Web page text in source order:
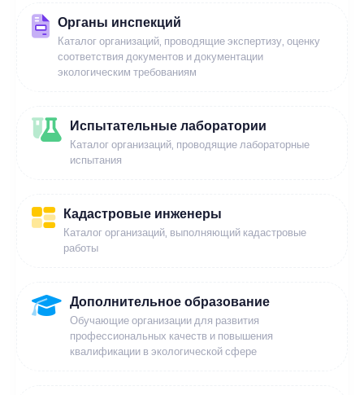
Органы инспекций
Каталог организаций, проводящие экспертизу, оценку
соответствия документов и документации
экологическим требованиям
Испытательные лаборатории
Каталог организаций, проводящие лабораторные
испытания
Кадастровые инженеры
Каталог организаций, выполняющий кадастровые
работы
Дополнительное образование
Обучающие организации для развития
профессиональных качеств и повышения
квалификации в экологической сфере